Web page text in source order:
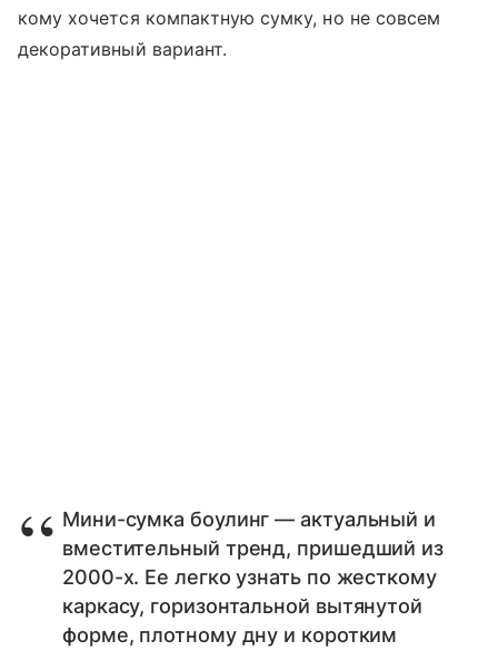
кому хочется компактную сумку, но не совсем
декоративный вариант.
Мини-сумка боулинг — актуальный и
вместительный тренд, пришедший из
2000-х. Ее легко узнать по жесткому
каркасу, горизонтальной вытянутой
форме, плотному дну и коротким